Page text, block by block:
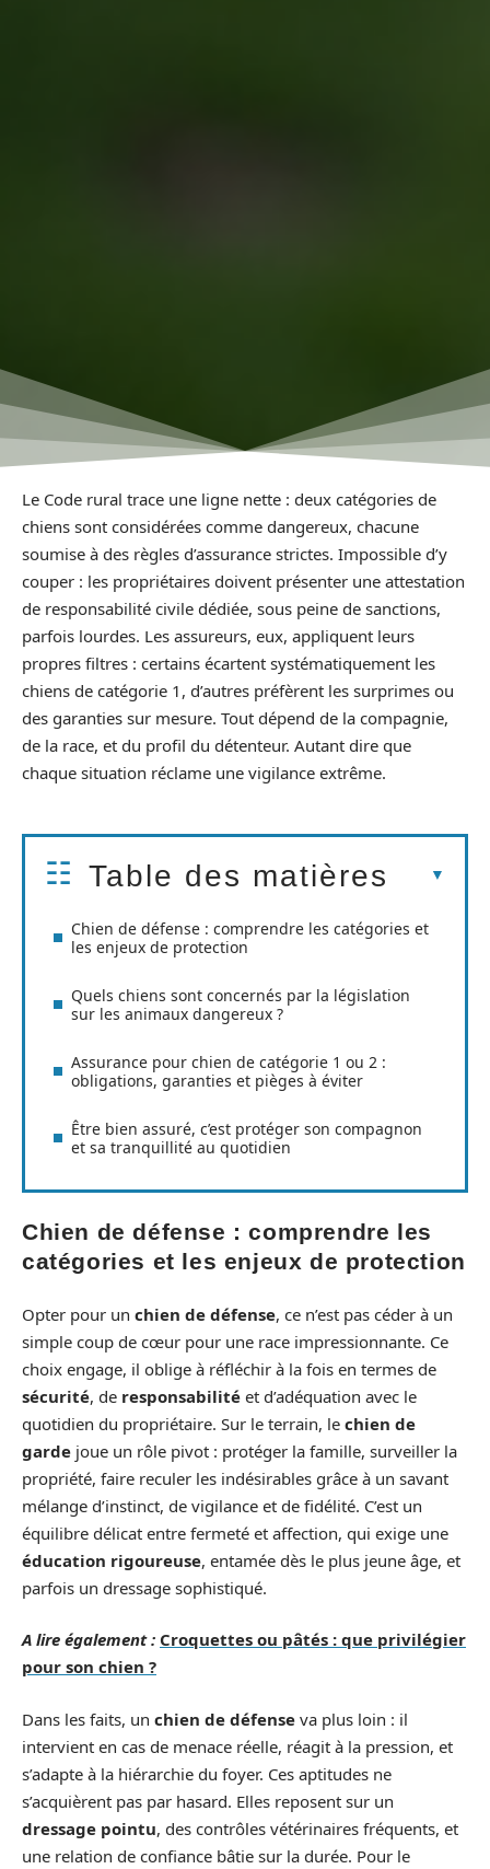
Le Code rural trace une ligne nette : deux catégories de
chiens sont considérées comme dangereux, chacune
soumise à des règles d’assurance strictes. Impossible d’y
couper : les propriétaires doivent présenter une attestation
de responsabilité civile dédiée, sous peine de sanctions,
parfois lourdes. Les assureurs, eux, appliquent leurs
propres filtres : certains écartent systématiquement les
chiens de catégorie 1, d’autres préfèrent les surprimes ou
des garanties sur mesure. Tout dépend de la compagnie,
de la race, et du profil du détenteur. Autant dire que
chaque situation réclame une vigilance extrême.
Table des matières
Chien de défense : comprendre les catégories et
les enjeux de protection
Quels chiens sont concernés par la législation
sur les animaux dangereux ?
Assurance pour chien de catégorie 1 ou 2 :
obligations, garanties et pièges à éviter
Être bien assuré, c’est protéger son compagnon
et sa tranquillité au quotidien
Chien de défense : comprendre les
catégories et les enjeux de protection
Opter pour un chien de défense, ce n’est pas céder à un
simple coup de cœur pour une race impressionnante. Ce
choix engage, il oblige à réfléchir à la fois en termes de
sécurité, de responsabilité et d’adéquation avec le
quotidien du propriétaire. Sur le terrain, le chien de
garde joue un rôle pivot : protéger la famille, surveiller la
propriété, faire reculer les indésirables grâce à un savant
mélange d’instinct, de vigilance et de fidélité. C’est un
équilibre délicat entre fermeté et affection, qui exige une
éducation rigoureuse, entamée dès le plus jeune âge, et
parfois un dressage sophistiqué.
A lire également : Croquettes ou pâtés : que privilégier
pour son chien ?
Dans les faits, un chien de défense va plus loin : il
intervient en cas de menace réelle, réagit à la pression, et
s’adapte à la hiérarchie du foyer. Ces aptitudes ne
s’acquièrent pas par hasard. Elles reposent sur un
dressage pointu, des contrôles vétérinaires fréquents, et
une relation de confiance bâtie sur la durée. Pour le